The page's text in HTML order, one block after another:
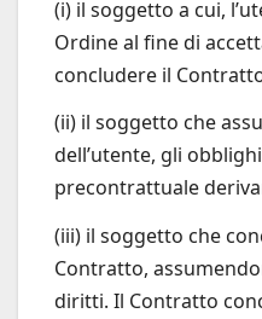
(i) il soggetto a cui,
Ordine al fine di
concludere il
(ii) il soggetto che
dell’utente, gli
precontrattuale
(iii) il soggetto che
Contratto,
diritti. Il Contratto